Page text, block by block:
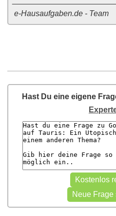
e-Hausaufgaben.de - Team
Hast Du eine eigene